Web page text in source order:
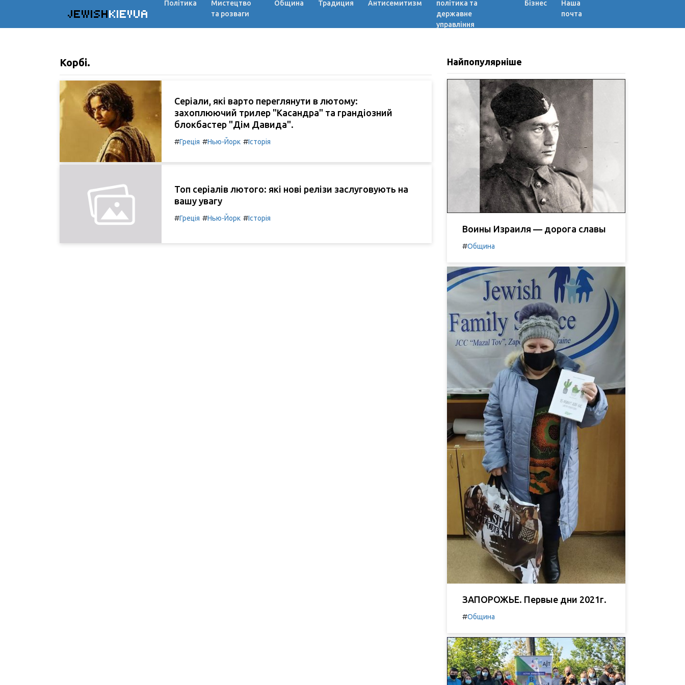
JEWISHKIEVUA
Політика
Мистецтво
та розваги
Община Традиция Антисемитизм
політика та
державне
управління
Бізнес
Наша
почта
Корбі.
Серіали, які варто переглянути в лютому:
захоплюючий трилер "Касандра" та грандіозний
блокбастер "Дім Давида".
#Греція #Нью-Йорк #Історія
Топ серіалів лютого: які нові релізи заслуговують на
вашу увагу
#Греція #Нью-Йорк #Історія
Найпопулярніше
Воины Израиля — дорога славы
#Община
ЗАПОРОЖЬЕ. Первые дни 2021г.
#Община